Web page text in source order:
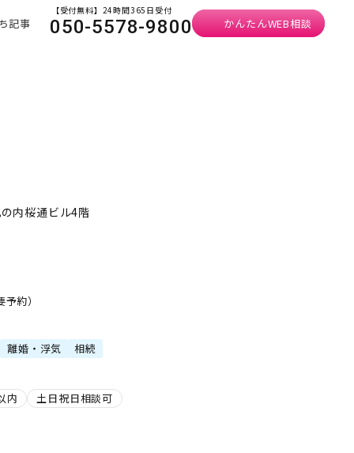
記事
【受付無料】24時間365日受付
050-5578-9800 かんたんWEB相談
内桜通ビル4階
約）
離婚・浮気 相続
内 土日祝日相談可